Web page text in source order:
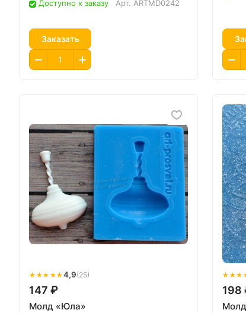
Доступно к заказу Арт. ARTMD0242
Заказать
★★★★★4,9(25)
147 ₽
Молд «Юла»
198